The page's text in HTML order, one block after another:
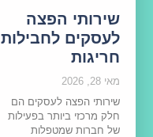
שירותי הפצה
לעסקים לחבילות
חריגות
מאי 28, 2026
שירותי הפצה לעסקים הם
חלק מרכזי ביותר בפעילות
של חברות שמטפלות